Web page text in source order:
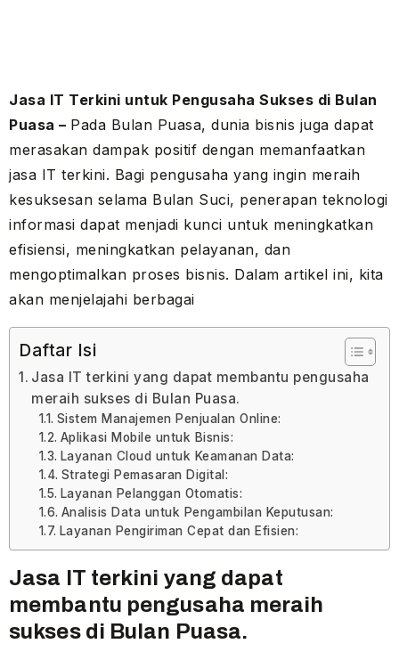
Jasa IT Terkini untuk Pengusaha Sukses di Bulan
Puasa – Pada Bulan Puasa, dunia bisnis juga dapat
merasakan dampak positif dengan memanfaatkan
jasa IT terkini. Bagi pengusaha yang ingin meraih
kesuksesan selama Bulan Suci, penerapan teknologi
informasi dapat menjadi kunci untuk meningkatkan
efisiensi, meningkatkan pelayanan, dan
mengoptimalkan proses bisnis. Dalam artikel ini, kita
akan menjelajahi berbagai
Daftar Isi
Jasa IT terkini yang dapat membantu pengusaha
meraih sukses di Bulan Puasa.
Sistem Manajemen Penjualan Online:
Aplikasi Mobile untuk Bisnis:
Layanan Cloud untuk Keamanan Data:
Strategi Pemasaran Digital:
Layanan Pelanggan Otomatis:
Analisis Data untuk Pengambilan Keputusan:
Layanan Pengiriman Cepat dan Efisien:
Jasa IT terkini yang dapat
membantu pengusaha meraih
sukses di Bulan Puasa.